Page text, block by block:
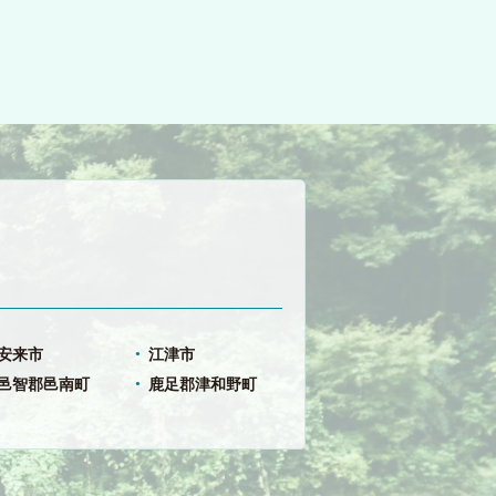
来市
江津市
智郡邑南町
鹿足郡津和野町